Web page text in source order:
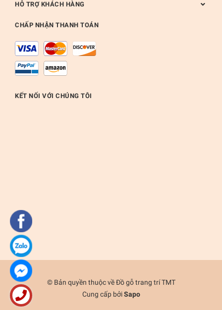
HỖ TRỢ KHÁCH HÀNG
CHẤP NHẬN THANH TOÁN
KẾT NỐI VỚI CHÚNG TÔI
© Bản quyền thuộc vềĐồ gỗ trang trí TMT
Cung cấp bởi Sapo